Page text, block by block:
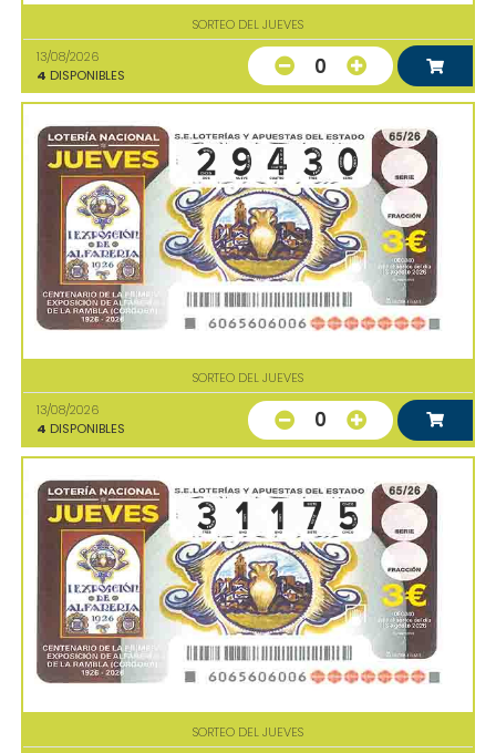
SORTEO DEL JUEVES
13/08/2026
4 DISPONIBLES 0
SORTEO DEL JUEVES
13/08/2026
4 DISPONIBLES 0
SORTEO DEL JUEVES